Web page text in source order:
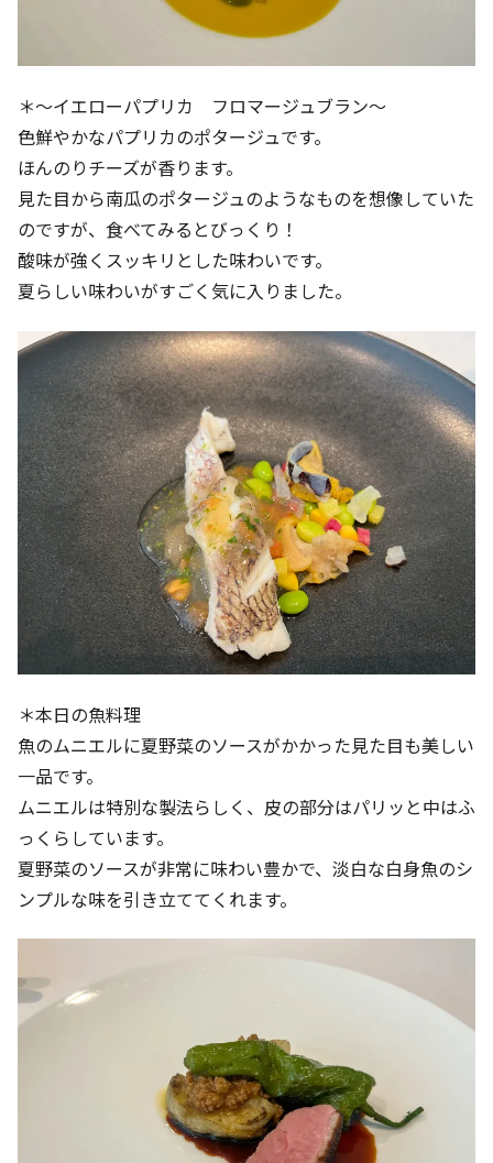
＊～イエローパプリカ フロマージュブラン～
色鮮やかなパプリカのポタージュです。
ほんのりチーズが香ります。
見た目から南瓜のポタージュのようなものを想像していた
のですが、食べてみるとびっくり！
酸味が強くスッキリとした味わいです。
夏らしい味わいがすごく気に入りました。
＊本日の魚料理
魚のムニエルに夏野菜のソースがかかった見た目も美しい
一品です。
ムニエルは特別な製法らしく、皮の部分はパリッと中はふ
っくらしています。
夏野菜のソースが非常に味わい豊かで、淡白な白身魚のシ
ンプルな味を引き立ててくれます。